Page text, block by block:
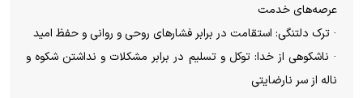
عرصه‌های خدمت
· ترک دلتنگی: استقامت در برابر فشارهای روحی و روانی و حفظ امید
· ناشکوهی از خدا: توکل و تسلیم در برابر مشکلات و نداشتن شکوه و
ناله از سر نارضایتی